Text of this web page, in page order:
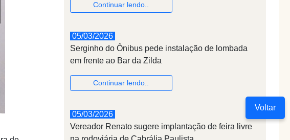
Voltar
Continuar lendo..
05/03/2026
Serginho do Ônibus pede instalação de lombada
em frente ao Bar da Zilda
Continuar lendo..
05/03/2026
Vereador Renato sugere implantação de feira livre